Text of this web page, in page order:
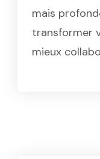
mais
transformer
mieux